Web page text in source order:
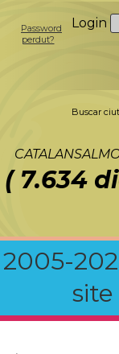
Login
Password
perdut?
Buscar
( 7.634
2005-
site